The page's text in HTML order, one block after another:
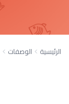
الرئيسية الوصفات